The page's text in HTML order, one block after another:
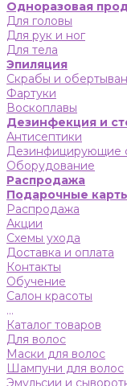
Одноразовая
Для головы
Для рук и ног
Для тела
Эпиляция
Скрабы и
Фартуки
Воскоплавы
Дезинфекция и
Антисептики
Дезинфицирующие
Оборудование
Распродажа
Подарочные
Распродажа
Акции
Схемы ухода
Доставка и оплата
Контакты
Обучение
Салон красоты
...
Каталог товаров
Для волос
Маски для волос
Шампуни для волос
Эмульсии и